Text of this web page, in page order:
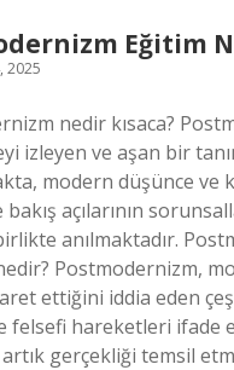
Eğitim
2025
nedir kısaca?
izleyen ve aşan bir
modern düşünce ve
açılarının
anılmaktadır.
Postmodernizm,
ettiğini iddia eden
felsefi hareketleri ifade
gerçekliği temsil